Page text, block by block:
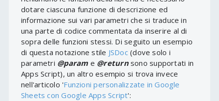
dotare ciascuna funzione di descrizione ed
informazione sui vari parametri che si traduce in
una parte di codice commentata da inserire al di
sopra delle funzioni stessi. Di seguito un esempio
di questa notazione stile JSDoc(dove solo i
parametri @param e @returnsono supportati in
Apps Script), un altro esempio si trova invece
nell'articolo 'Funzioni personalizzate in Google
Sheets con Google Apps Script':